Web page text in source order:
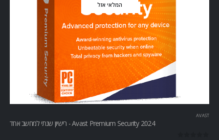
המלאי אזל
AVAST
Avast Premium Security 2024 - רישיון שנתי למחשב אחד